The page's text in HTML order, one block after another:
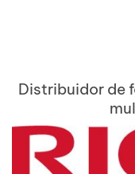
Distribuidor de